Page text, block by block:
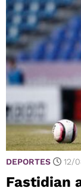
DEPORTES 12/
Fastidian